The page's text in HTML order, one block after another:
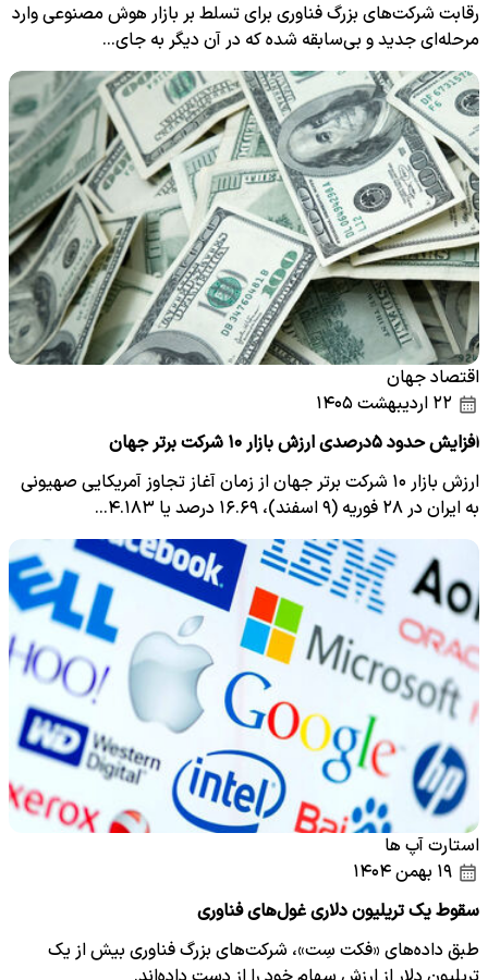
رقابت شرکت‌های بزرگ فناوری برای تسلط بر بازار هوش مصنوعی وارد
مرحله‌ای جدید و بی‌سابقه شده که در آن دیگر به جای…
اقتصاد جهان
افزایش حدود ۵درصدی ارزش بازار ۱۰ شرکت‌ برتر جهان
ارزش بازار ۱۰ شرکت‌ برتر جهان از زمان آغاز تجاوز آمریکایی صهیونی
به ایران در ۲۸ فوریه (۹ اسفند)، ۱۶.۶۹ درصد یا ۴.۱۸۳…
استارت آپ ها
سقوط یک تریلیون دلاری غول‌های فناوری
طبق داده‌های «فکت سِت»، شرکت‌های بزرگ فناوری بیش از یک